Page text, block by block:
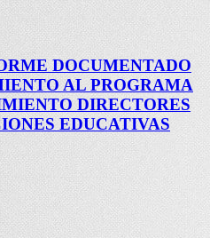
DOCUMENTADO
AL PROGRAMA
DIRECTORES
EDUCATIVAS